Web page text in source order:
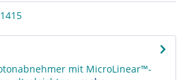
mit MicroLinear™-